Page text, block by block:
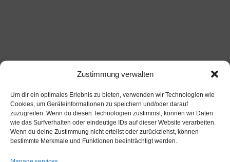
Zustimmung verwalten
Um dir ein optimales Erlebnis zu bieten, verwenden wir Technologien wie
Cookies, um Geräteinformationen zu speichern und/oder darauf
zuzugreifen. Wenn du diesen Technologien zustimmst, können wir Daten
wie das Surfverhalten oder eindeutige IDs auf dieser Website verarbeiten.
Wenn du deine Zustimmung nicht erteilst oder zurückziehst, können
bestimmte Merkmale und Funktionen beeinträchtigt werden.
Arti­kel­num­mer: 281B370